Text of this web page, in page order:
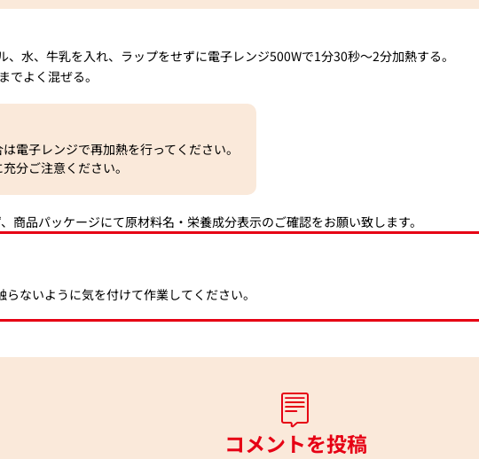
水、牛乳を入れ、ラップをせずに電子レンジ500Wで1分30秒～2分加熱する。
でよく混ぜる。
電子レンジで再加熱を行ってください。
分ご注意ください。
品パッケージにて原材料名・栄養成分表示のご確認をお願い致します。
ないように気を付けて作業してください。
コメントを投稿